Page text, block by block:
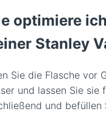
optimiere
Stanley
Sie die Flasche vor
und lassen Sie sie
und